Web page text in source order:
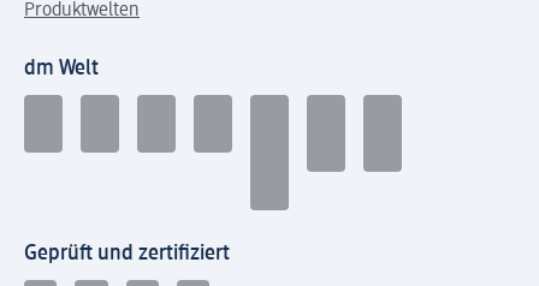
Produktwelten
dm Welt
Geprüft und zertifiziert